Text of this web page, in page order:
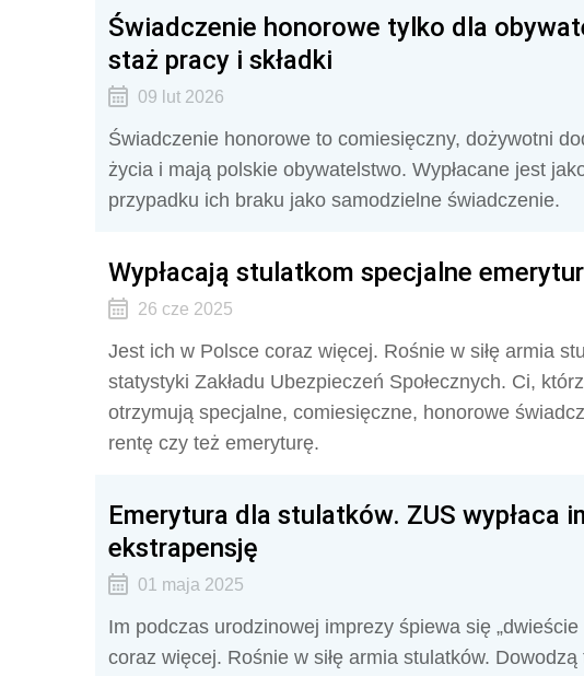
Świadczenie honorowe tylko dla
staż pracy i składki
09 lut 2026
Świadczenie honorowe to comiesięczny, dożywotni
życia i mają polskie obywatelstwo. Wypłacane jest
przypadku ich braku jako samodzielne świadczenie.
Wypłacają stulatkom specjalne
26 cze 2025
Jest ich w Polsce coraz więcej. Rośnie w siłę armia
statystyki Zakładu Ubezpieczeń Społecznych. Ci,
otrzymują specjalne, comiesięczne, honorowe
rentę czy też emeryturę.
Emerytura dla stulatków. ZUS wypłaca
ekstrapensję
01 maja 2025
Im podczas urodzinowej imprezy śpiewa się
coraz więcej. Rośnie w siłę armia stulatków.